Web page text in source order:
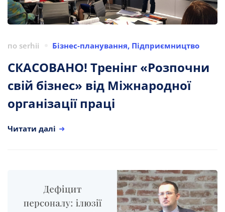
по serhii Бізнес-планування, Підприємництво
СКАСОВАНО! Тренінг «Розпочни
свій бізнес» від Міжнародної
організації праці
Читати далі